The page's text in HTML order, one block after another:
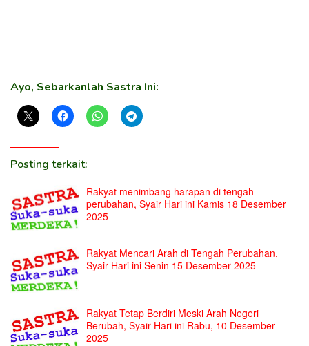
Ayo, Sebarkanlah Sastra Ini:
Posting terkait:
Rakyat menimbang harapan di tengah
perubahan, Syair Hari ini Kamis 18 Desember
2025
Rakyat Mencari Arah di Tengah Perubahan,
Syair Hari ini Senin 15 Desember 2025
Rakyat Tetap Berdiri Meski Arah Negeri
Berubah, Syair Hari ini Rabu, 10 Desember
2025